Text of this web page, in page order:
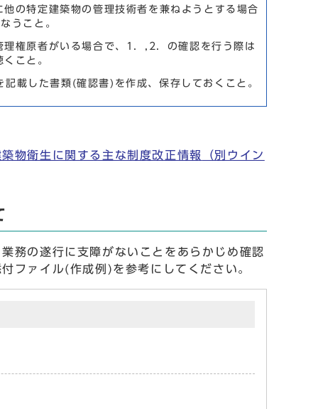
の特定建築物の管理技術者を兼ねようとする場合
うこと。
権原者がいる場合で、1．,2．の確認を行う際は
こと。
載した書類(確認書)を作成、保存しておくこと。
築物衛生に関する主な制度改正情報 （別ウイン
務の遂行に支障がないことをあらかじめ確認
ファイル(作成例)を参考にしてください。